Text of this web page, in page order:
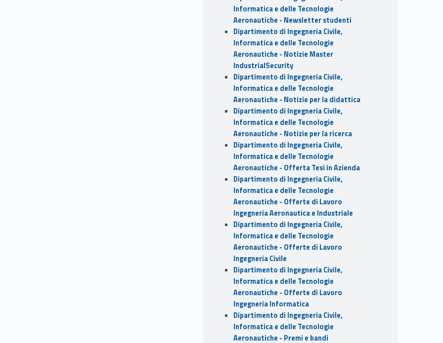
Informatica e delle Tecnologie
Aeronautiche - Newsletter studenti
Dipartimento di Ingegneria Civile,
Informatica e delle Tecnologie
Aeronautiche - Notizie Master
IndustrialSecurity
Dipartimento di Ingegneria Civile,
Informatica e delle Tecnologie
Aeronautiche - Notizie per la didattica
Dipartimento di Ingegneria Civile,
Informatica e delle Tecnologie
Aeronautiche - Notizie per la ricerca
Dipartimento di Ingegneria Civile,
Informatica e delle Tecnologie
Aeronautiche - Offerta Tesi in Azienda
Dipartimento di Ingegneria Civile,
Informatica e delle Tecnologie
Aeronautiche - Offerte di Lavoro
Ingegneria Aeronautica e Industriale
Dipartimento di Ingegneria Civile,
Informatica e delle Tecnologie
Aeronautiche - Offerte di Lavoro
Ingegneria Civile
Dipartimento di Ingegneria Civile,
Informatica e delle Tecnologie
Aeronautiche - Offerte di Lavoro
Ingegneria Informatica
Dipartimento di Ingegneria Civile,
Informatica e delle Tecnologie
Aeronautiche - Premi e bandi